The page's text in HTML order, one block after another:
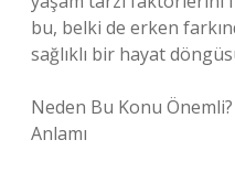
bu, belki de erken
sağlıklı bir hayat
Neden Bu Konu
Anlamı